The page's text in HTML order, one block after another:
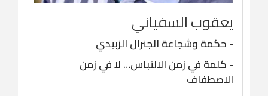
يعقوب السفياني
-حكمة وشجاعة الجنرال الزبيدي
-كلمة في زمن الالتباس… لا في زمن
الاصطفاف